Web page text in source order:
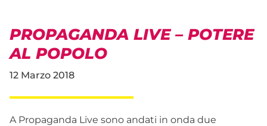
PROPAGANDA LIVE – POTERE
AL POPOLO
12 Marzo 2018
A Propaganda Live sono andati in onda due